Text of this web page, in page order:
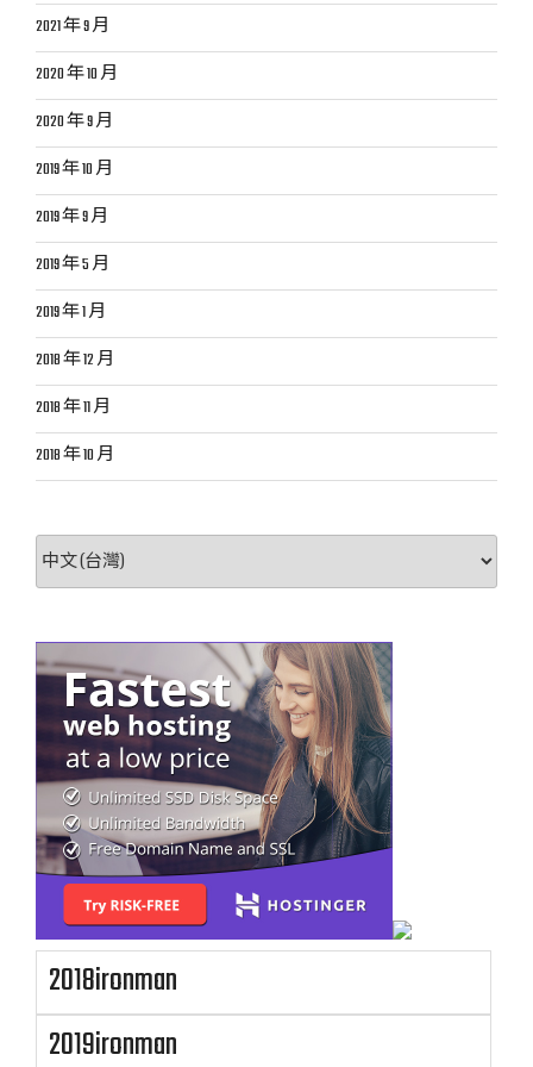
2021 年 9 月
2020 年 10 月
2020 年 9 月
2019 年 10 月
2019 年 9 月
2019 年 5 月
2019 年 1 月
2018 年 12 月
2018 年 11 月
2018 年 10 月
選
取
2018ironman
2019ironman